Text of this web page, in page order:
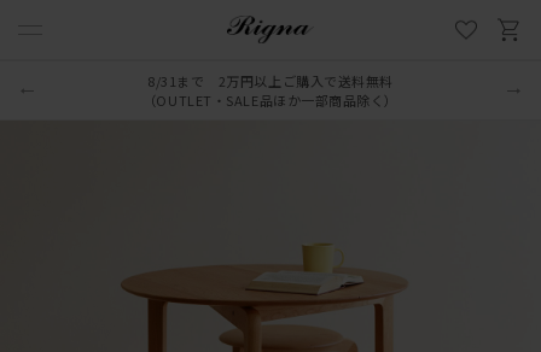
8/31まで 2万円以上ご購入で送料無料
（OUTLET・SALE品ほか一部商品除く）